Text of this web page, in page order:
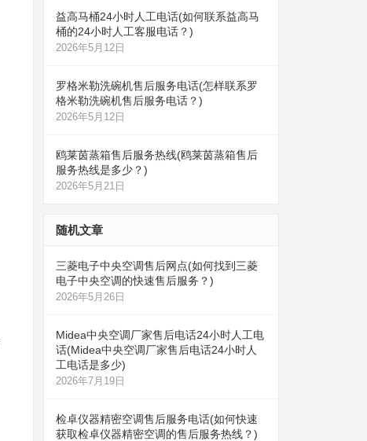
益高马桶24小时人工电话(如何联系益高马
桶的24小时人工客服电话？)
2026年5月12日
罗格米勒洗碗机售后服务电话(怎样联系罗
格米勒洗碗机售后服务电话？)
2026年5月12日
鸥莱茵蒸箱售后服务热线(鸥莱茵蒸箱售后
服务热线是多少？)
2026年5月21日
随机文章
三菱电子中央空调售后网点(如何找到三菱
电子中央空调的快速售后服务？)
2026年5月26日
Midea中央空调厂家售后电话24小时人工电
话(Midea中央空调厂家售后电话24小时人
工电话是多少)
2026年7月19日
检卓仪器精密空调售后服务电话(如何快速
获取检卓仪器精密空调的售后服务热线？)